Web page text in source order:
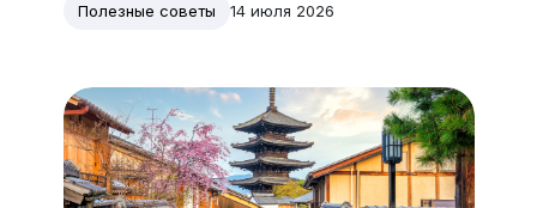
Полезные советы 14 июля 2026